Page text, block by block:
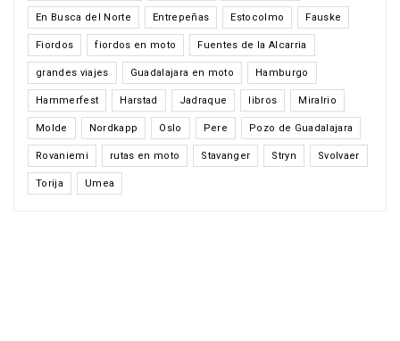
En Busca del Norte Entrepeñas Estocolmo Fauske
Fiordos fiordos en moto Fuentes de la Alcarria
grandes viajes Guadalajara en moto Hamburgo
Hammerfest Harstad Jadraque libros Miralrio
Molde Nordkapp Oslo Pere Pozo de Guadalajara
Rovaniemi rutas en moto Stavanger Stryn Svolvaer
Torija Umea